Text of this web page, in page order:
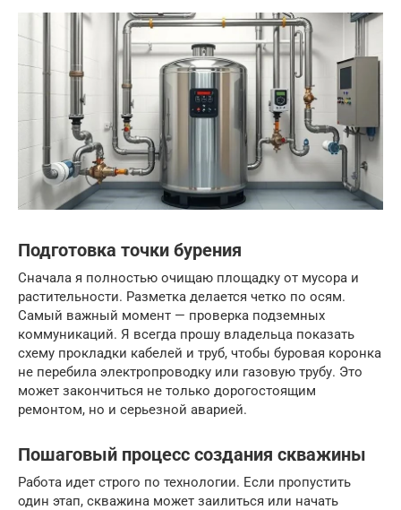
Подготовка точки бурения
Сначала я полностью очищаю площадку от мусора и
растительности. Разметка делается четко по осям.
Самый важный момент — проверка подземных
коммуникаций. Я всегда прошу владельца показать
схему прокладки кабелей и труб, чтобы буровая коронка
не перебила электропроводку или газовую трубу. Это
может закончиться не только дорогостоящим
ремонтом, но и серьезной аварией.
Пошаговый процесс создания скважины
Работа идет строго по технологии. Если пропустить
один этап, скважина может заилиться или начать